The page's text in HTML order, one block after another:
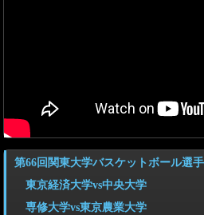
第66回関東大学バスケットボール選
東京経済大学vs中央大学
専修大学vs東京農業大学